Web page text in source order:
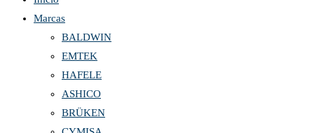
Marcas
BALDWIN
EMTEK
HAFELE
ASHICO
BRÜKEN